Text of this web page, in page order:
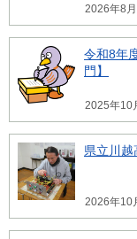
2026年8
令和8年
門】
2025年10
県立川
2026年10